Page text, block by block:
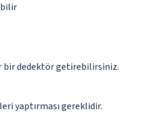
bir dedektör getirebilirsiniz.
yaptırması gereklidir.